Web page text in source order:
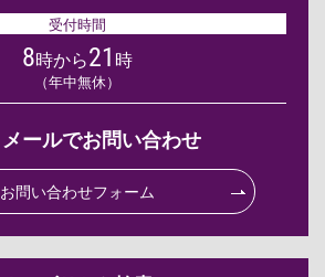
受付時間
8時から21 時
（年中無休）
メールでお問い合わせ
お問い合わせフォーム